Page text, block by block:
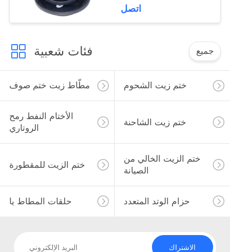
اتصل
فئات شعبية جميع
مطّاط زيت ختم صوف ختم زيت الشحوم
الأختام النفط رمح
الروتاري
ختم زيت الشاحنة
ختم الزيت للمقطورة
ختم الزيت الخالي من
الصيانة
حلقات المطاط يا حزام الوتد المتعدد
الاشتراك